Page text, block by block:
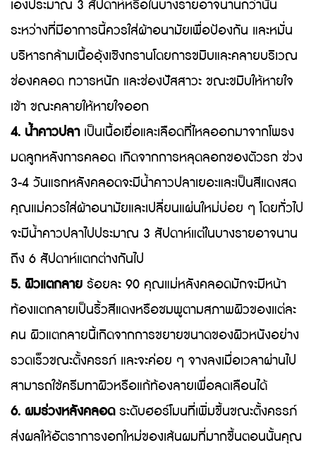
เองประมาณ 3 สัปดาห์หรือในบางรายอาจนานกว่านั้น
ระหว่างที่มีอาการนี้ควรใส่ผ้าอนามัยเพื่อป้องกัน และหมั่น
บริหารกล้ามเนื้ออุ้งเชิงกรานโดยการขมิบและคลายบริเวณ
ช่องคลอด ทวารหนัก และช่องปัสสาวะ ขณะขมิบให้หายใจ
เข้า ขณะคลายให้หายใจออก
4. น้ำคาวปลาเป็นเนื้อเยื่อและเลือดที่ไหลออกมาจากโพรง
มดลูกหลังการคลอด เกิดจากการหลุดลอกของตัวรก ช่วง
3-4 วันแรกหลังคลอดจะมีน้ำคาวปลาเยอะและเป็นสีแดงสด
คุณแม่ควรใส่ผ้าอนามัยและเปลี่ยนแผ่นใหม่บ่อย ๆ โดยทั่วไป
จะมีน้ำคาวปลาไปประมาณ 3 สัปดาห์แต่ในบางรายอาจนาน
ถึง 6 สัปดาห์แตกต่างกันไป
5. ผิวแตกลาย ร้อยละ 90 คุณแม่หลังคลอดมักจะมีหน้า
ท้องแตกลายเป็นริ้วสีแดงหรือชมพูตามสภาพผิวของแต่ละ
คน ผิวแตกลายนี้เกิดจากการขยายขนาดของผิวหนังอย่าง
รวดเร็วขณะตั้งครรภ์ และจะค่อย ๆ จางลงเมื่อเวลาผ่านไป
สามารถใช้ครีมทาผิวหรือแก้ท้องลายเพื่อลดเลือนได้
6. ผมร่วงหลังคลอดระดับฮอร์โมนที่เพิ่มขึ้นขณะตั้งครรภ์
ส่งผลให้อัตราการงอกใหม่ของเส้นผมที่มากขึ้นตอนนั้นคุณ